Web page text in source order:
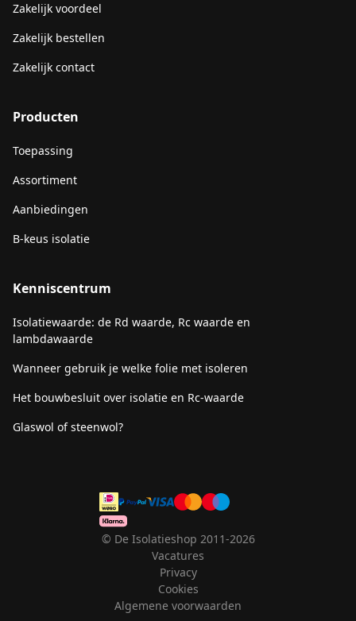
Zakelijk voordeel
Zakelijk bestellen
Zakelijk contact
Producten
Toepassing
Assortiment
Aanbiedingen
B-keus isolatie
Kenniscentrum
Isolatiewaarde: de Rd waarde, Rc waarde en
lambdawaarde
Wanneer gebruik je welke folie met isoleren
Het bouwbesluit over isolatie en Rc-waarde
Glaswol of steenwol?
© De Isolatieshop 2011-2026
Vacatures
Privacy
Cookies
Algemene voorwaarden